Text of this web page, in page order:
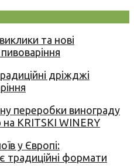
та нові
дріжджі
переробки винограду
на KRITSKI WINERY
у Європі:
традиційні формати